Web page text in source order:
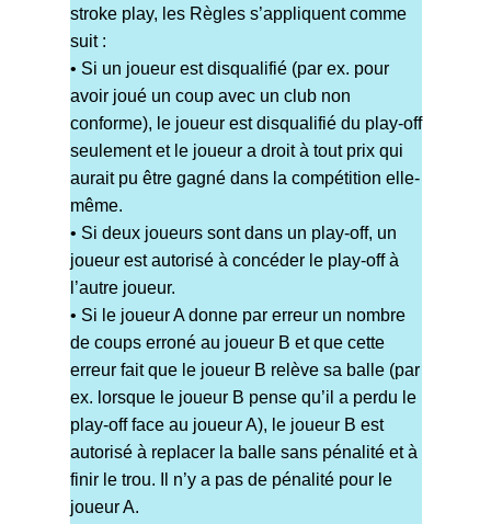
stroke play, les Règles s’appliquent comme
suit :
• Si un joueur est disqualifié (par ex. pour
avoir joué un coup avec un club non
conforme), le joueur est disqualifié du play-off
seulement et le joueur a droit à tout prix qui
aurait pu être gagné dans la compétition elle-
même.
• Si deux joueurs sont dans un play-off, un
joueur est autorisé à concéder le play-off à
l’autre joueur.
• Si le joueur A donne par erreur un nombre
de coups erroné au joueur B et que cette
erreur fait que le joueur B relève sa balle (par
ex. lorsque le joueur B pense qu’il a perdu le
play-off face au joueur A), le joueur B est
autorisé à replacer la balle sans pénalité et à
finir le trou. Il n’y a pas de pénalité pour le
joueur A.